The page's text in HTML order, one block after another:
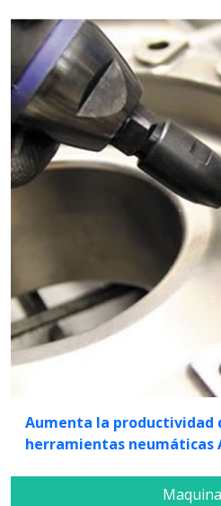
Aumenta la productividad
herramientas neumáticas